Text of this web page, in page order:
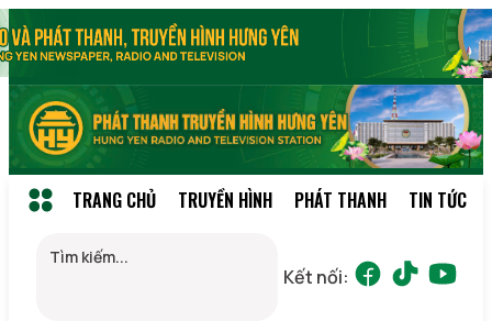
TRANG CHỦ TRUYỀN HÌNH PHÁT THANH TIN TỨC
Kết nối: